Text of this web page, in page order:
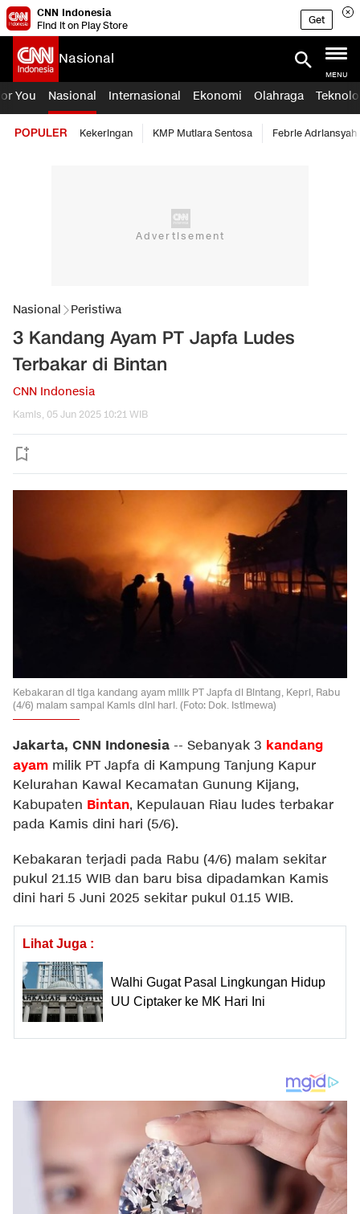
CNN Indonesia
Find it on Play Store
Get
Nasional
MENU
You Nasional Internasional Ekonomi Olahraga
POPULER Kekeringan KMP Mutiara Sentosa Febrie Adriansyah
Nasional Peristiwa
3 Kandang Ayam PT Japfa Ludes
Terbakar di Bintan
CNN Indonesia
Kamis, 05 Jun 2025 10:21 WIB
Kebakaran di tiga kandang ayam milik PT Japfa di Bintang, Kepri, Rabu
(4/6) malam sampai Kamis dini hari. (Foto: Dok. Istimewa)
Jakarta, CNN Indonesia -- Sebanyak 3 kandang
ayam milik PT Japfa di Kampung Tanjung Kapur
Kelurahan Kawal Kecamatan Gunung Kijang,
Kabupaten Bintan, Kepulauan Riau ludes terbakar
pada Kamis dini hari (5/6).
Kebakaran terjadi pada Rabu (4/6) malam sekitar
pukul 21.15 WIB dan baru bisa dipadamkan Kamis
dini hari 5 Juni 2025 sekitar pukul 01.15 WIB.
Lihat Juga :
Walhi Gugat Pasal Lingkungan Hidup
UU Ciptaker ke MK Hari Ini